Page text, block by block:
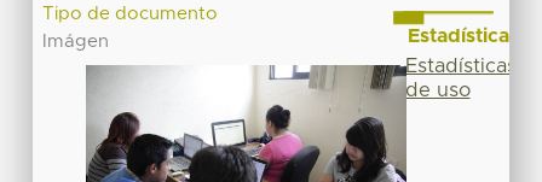
Tipo de documento
Imágen
Estadísticas
Estadísticas
de uso